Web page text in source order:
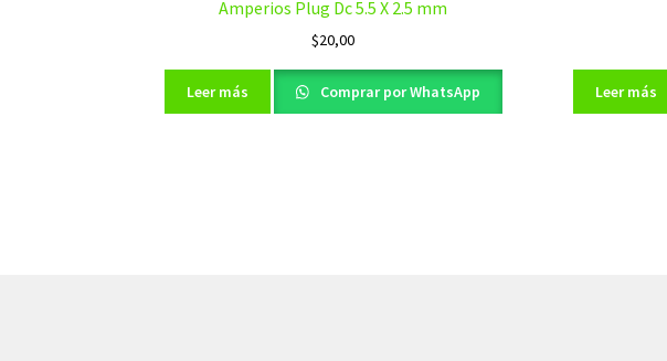
Amperios Plug Dc 5.5 X 2.5 mm
$20,00
Leer más Comprar por WhatsApp Leer más